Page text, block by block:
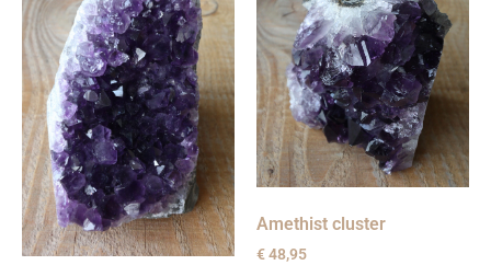
Amethist cluster
€48,95